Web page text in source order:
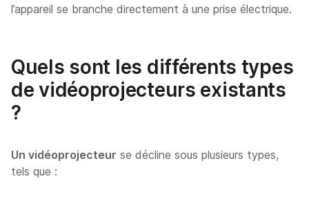
l’appareil se branche directement à une prise électrique.
Quels sont les différents types
de vidéoprojecteurs existants
?
Un vidéoprojecteur se décline sous plusieurs types,
tels que :